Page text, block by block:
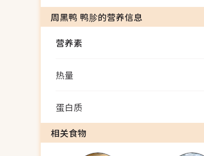
周黑鸭 鸭胗的营养信息
营养素
热量
蛋白质
相关食物